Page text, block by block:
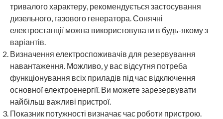
тривалого характеру, рекомендується застосування
дизельного, газового генератора. Сонячні
електростанції можна використовувати в будь-якому з
варіантів.
Визначення електроспоживачів для резервування
навантаження. Можливо, у вас відсутня потреба
функціонування всіх приладів під час відключення
основної електроенергії. Ви можете зарезервувати
найбільш важливі пристрої.
Показник потужності визначає час роботи пристрою.